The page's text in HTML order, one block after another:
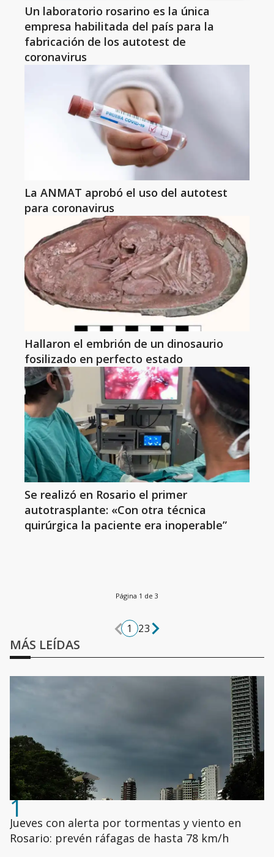
Un laboratorio rosarino es la única
empresa habilitada del país para la
fabricación de los autotest de
coronavirus
La ANMAT aprobó el uso del autotest
para coronavirus
Hallaron el embrión de un dinosaurio
fosilizado en perfecto estado
Se realizó en Rosario el primer
autotrasplante: «Con otra técnica
quirúrgica la paciente era inoperable”
Página 1 de 3
1 23
MÁS LEÍDAS
1
Jueves con alerta por tormentas y viento en
Rosario: prevén ráfagas de hasta 78 km/h